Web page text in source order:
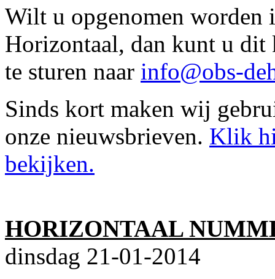
Wilt u opgenomen
Horizontaal, dan kunt u dit
te sturen naar info@obs-
Sinds kort maken wij
onze nieuwsbrieven. Klik
bekijken.
HORIZONTAAL
dinsdag 21-01-2014